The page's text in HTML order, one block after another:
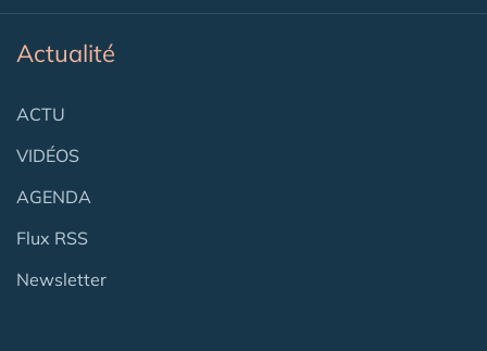
Actualité
ACTU
VIDÉOS
AGENDA
Flux RSS
Newsletter